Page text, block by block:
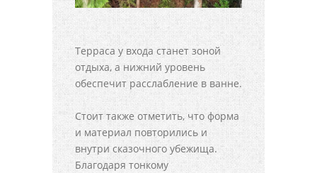
Терраса у входа станет зоной
отдыха, а нижний уровень
обеспечит расслабление в ванне.
Стоит также отметить, что форма
и материал повторились и
внутри сказочного убежища.
Благодаря тонкому